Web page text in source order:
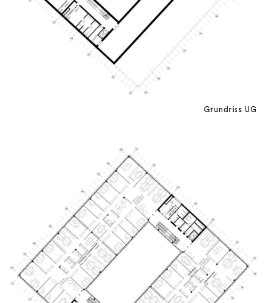
Grundriss UG